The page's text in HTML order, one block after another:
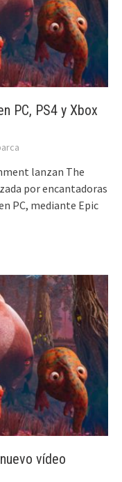
PC, PS4 y Xbox
lanzan The
por encantadoras
PC, mediante Epic
vídeo